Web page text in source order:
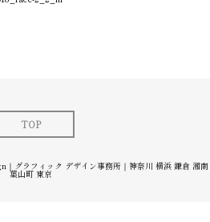
TOP
グラフィック デザイン事務所｜神奈川 横浜 鎌倉 湘南
葉山町 東京